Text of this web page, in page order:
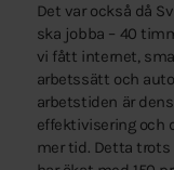
Det var också då
ska jobba – 40
vi fått internet,
arbetssätt och
arbetstiden är
effektivisering och
mer tid. Detta